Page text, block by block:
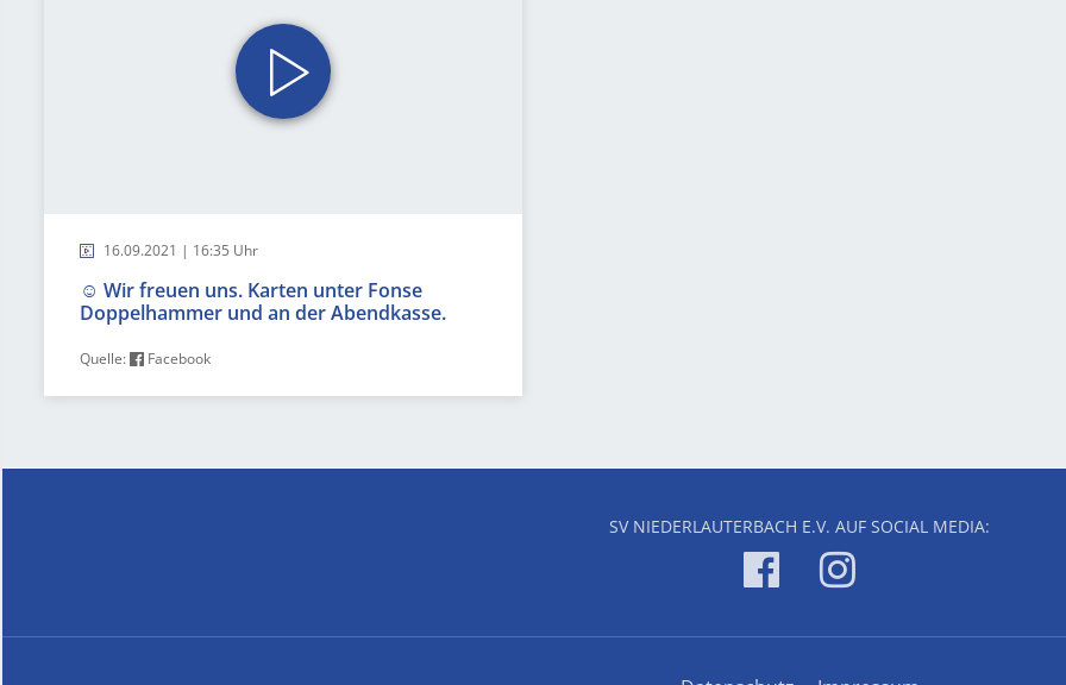
16.09.2021 | 16:35 Uhr
☺️ Wir freuen uns. Karten unter Fonse
Doppelhammer und an der Abendkasse.
Quelle: Facebook
SV NIEDERLAUTERBACH E.V. AUF SOCIAL MEDIA: